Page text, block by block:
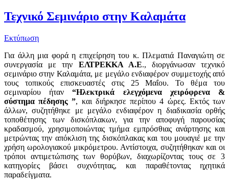
Τεχνικό Σεμινάριο στην Καλαμάτα
Εκτύπωση
Για άλλη μια φορά η επιχείρηση του κ. Πλεματιά Παναγιώτη σε
συνεργασία με την ΕΛΤΡΕΚΚΑ Α.Ε., διοργάνωσαν τεχνικό
σεμινάριο στην Καλαμάτα, με μεγάλο ενδιαφέρον συμμετοχής από
τους τοπικούς επισκευαστές στις 25 Μαΐου. Το θέμα του
σεμιναρίου ήταν “Ηλεκτρικά ελεγχόμενα χειρόφρενα &
σύστημα πέδησης ”, και διήρκησε περίπου 4 ώρες. Εκτός των
άλλων, συζητήθηκε με μεγάλο ενδιαφέρον η διαδικασία ορθής
τοποθέτησης των δισκόπλακων, για την αποφυγή παρουσίας
κραδασμού, χρησιμοποιώντας τμήμα εμπρόσθιας ανάρτησης και
μετρώντας την απόκλιση της δισκόπλακας και του μουαγιέ με την
χρήση ωρολογιακού μικρόμετρου. Αντίστοιχα, συζητήθηκαν και οι
τρόποι αντιμετώπισης των θορύβων, διαχωρίζοντας τους σε 3
κατηγορίες βάσει συχνότητας, και παραθέτοντας ηχητικά
παραδείγματα.